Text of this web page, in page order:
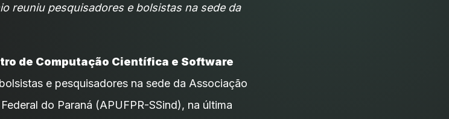
reuniu pesquisadores e bolsistas na sede da
de Computação Científica e Software
e pesquisadores na sede da Associação
do Paraná (APUFPR-SSind), na última